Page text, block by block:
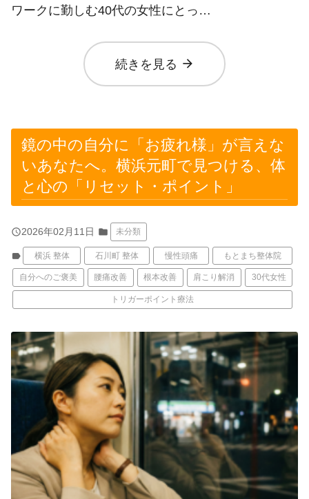
ワークに勤しむ40代の女性にとっ…
続きを見る arrow_forward
鏡の中の自分に「お疲れ様」が言えな
いあなたへ。横浜元町で見つける、体
と心の「リセット・ポイント」
query_builder2026年02月11日 folder 未分類
label 横浜 整体 石川町 整体 慢性頭痛 もとまち整体院
自分へのご褒美 腰痛改善 根本改善 肩こり解消 30代女性
トリガーポイント療法